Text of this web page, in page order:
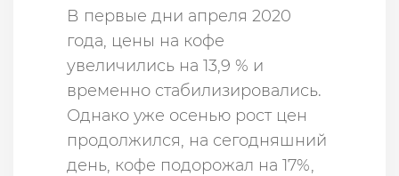
В первые дни апреля 2020
года, цены на кофе
увеличились на 13,9 % и
временно стабилизировались.
Однако уже осенью рост цен
продолжился, на сегодняшний
день, кофе подорожал на 17%,